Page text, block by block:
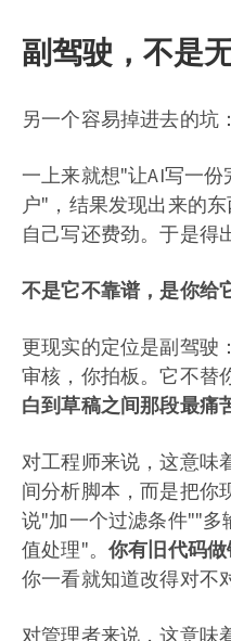
副驾驶，不是
另一个容易掉进去的坑
一上来就想"让AI写一
户"，结果发现出来的
自己写还费劲。于是得
不是它不靠谱，是你给
更现实的定位是副驾驶
审核，你拍板。它不替
白到草稿之间那段最痛
对工程师来说，这意味
间分析脚本，而是把你
说"加一个过滤条件""多
值处理"。 你有旧代码做
你一看就知道改得对不
对管理者来说，这意味